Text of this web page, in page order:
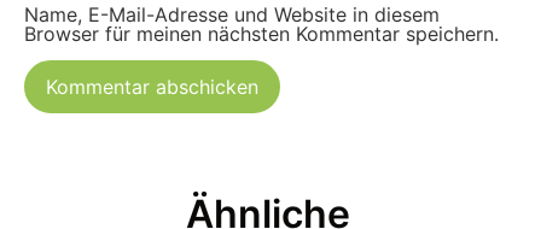
Name, E-Mail-Adresse und Website in diesem
Browser für meinen nächsten Kommentar speichern.
Ähnliche